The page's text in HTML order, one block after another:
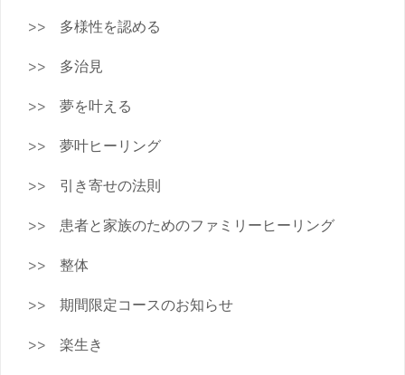
多様性を認める
多治見
夢を叶える
夢叶ヒーリング
引き寄せの法則
患者と家族のためのファミリーヒーリング
整体
期間限定コースのお知らせ
楽生き